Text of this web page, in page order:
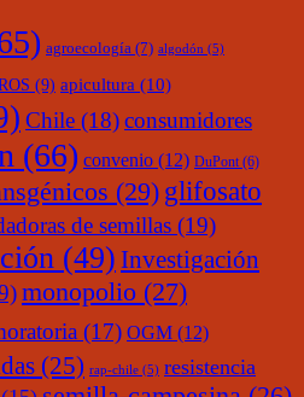
agroecología (7) algodón (5)
(9) apicultura (10)
Chile (18)consumidores
(66) convenio (12) DuPont (6)
(29) glifosato
de semillas (19)
(49) Investigación
monopolio (27)
(17) OGM (12)
(25) rap-chile (5) resistencia